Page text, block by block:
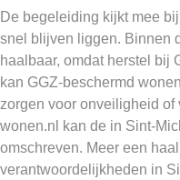
De begeleiding kijkt mee
snel blijven liggen. Binnen
haalbaar, omdat herstel bij
kan GGZ-beschermd
zorgen voor onveiligheid
wonen.nl kan de in Sint-
omschreven. Meer een
verantwoordelijkheden in